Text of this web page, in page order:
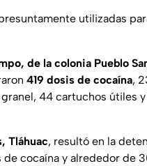
utilizadas
de la colonia Pueblo
419 dosis de cocaína,
44 cartuchos útiles
Tláhuac, resultó en la
cocaína y alrededor de